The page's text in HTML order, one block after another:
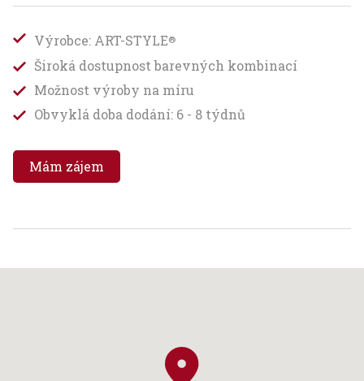
Výrobce: ART-STYLE®
Široká dostupnost barevných kombinací
Možnost výroby na míru
Obvyklá doba dodání: 6 - 8 týdnů
Mám zájem